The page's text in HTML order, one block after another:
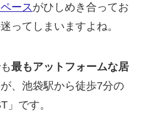
ースがひしめき合ってお
ってしまいますよね。
最もアットフォームな居
、池袋駅から徒歩7分の
」です。